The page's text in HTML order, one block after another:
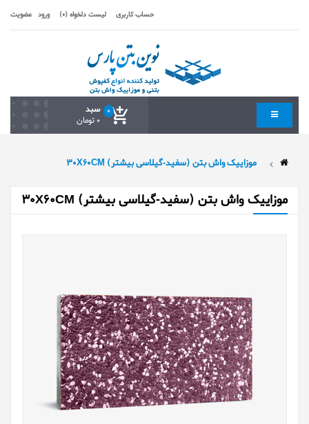
حساب کاربری لیست دلخواه (0) ورود عضویت
سبد 0
0 تومان
موزاییک واش بتن (سفید-گیلاسی بیشتر) 30X60CM
موزاییک واش بتن (سفید-گیلاسی بیشتر) 30X60CM